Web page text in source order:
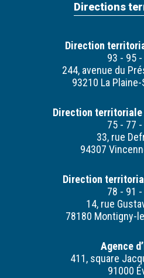
Directions
Direction
93 - 95 -
244, avenue du
93210 La
Direction territoriale
75 - 77
33, rue
94307
Direction
78 - 91 -
14, rue
78180 Montigny-
Agence
411, square
91000